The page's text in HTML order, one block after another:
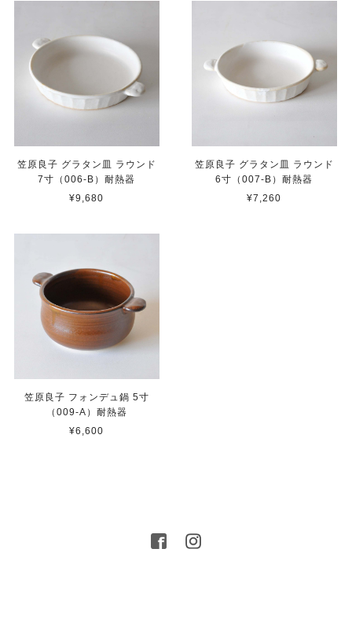
笠原良子 グラタン皿 ラウンド
7寸（006-B）耐熱器
¥9,680
笠原良子 グラタン皿 ラウンド
6寸（007-B）耐熱器
¥7,260
笠原良子 フォンデュ鍋 5寸
（009-A）耐熱器
¥6,600